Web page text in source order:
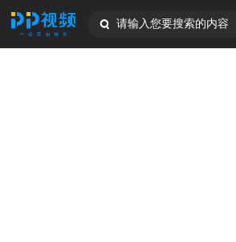
请输入您要搜索的内容